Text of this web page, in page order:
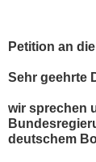
Petition an
Sehr geehrte
wir sprechen
deutschem